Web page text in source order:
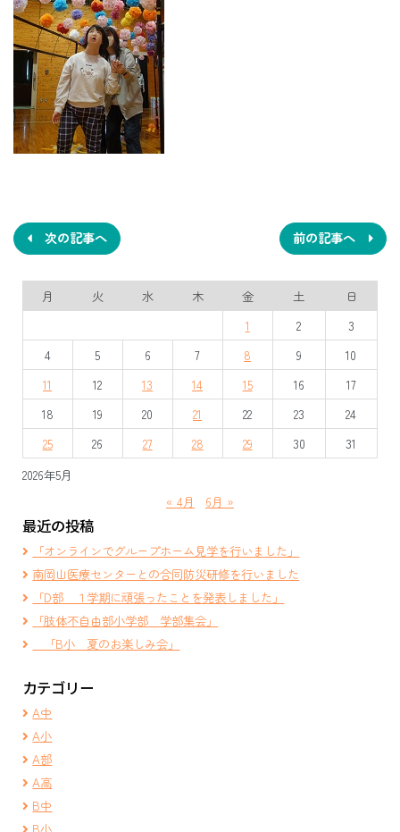
稿
ナ
ビ
ゲ
ー
シ
ョ
ン
前の記事へ
次の記事へ
2026年5月
月 火 水 木 金 土
日
1
2
3
4
5 6 7 8 9
10
11
12 13 14 15 16
17
18
19 20 21 22 23
24
25
26 27 28 29 30 31
« 4月 6月 »
最近の投稿
「オンラインでグループホーム見学を行いました」
南岡山医療センターとの合同防災研修を行いました
「D部 １学期に頑張ったことを発表しました」
「肢体不自由部小学部 学部集会」
「B小 夏のお楽しみ会」
カテゴリー
A中
A小
A部
A高
B中
B小